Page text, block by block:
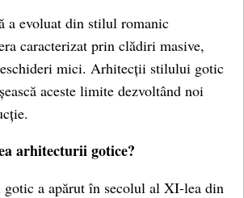
a evoluat din stilul romanic
caracterizat prin clădiri masive,
mici. Arhitecții stilului gotic
aceste limite dezvoltând noi
arhitecturii gotice?
a apărut în secolul al XI-lea din